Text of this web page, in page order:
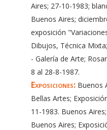
Aires; 27-10-1983;
Buenos Aires;
exposición
Dibujos, Técnica
- Galería de Arte;
8 al 28-8-1987.
Exposiciones:Buenos
Bellas Artes;
11-1983. Buenos
Buenos Aires;